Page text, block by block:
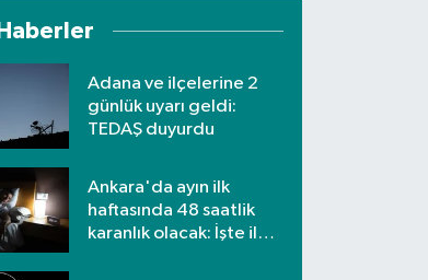
Adana ve ilçelerine 2
günlük uyarı geldi:
TEDAŞ duyurdu
Ankara'da ayın ilk
haftasında 48 saatlik
karanlık olacak: İşte ilçe